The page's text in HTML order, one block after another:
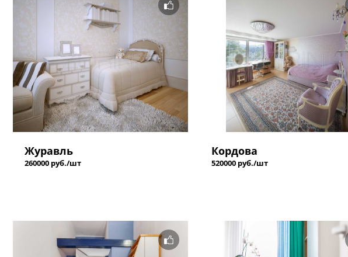
Журавль
260000 руб./шт
Кордова
520000 руб./шт